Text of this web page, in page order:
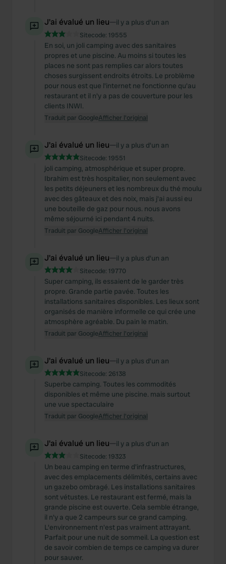
J'ai évalué un lieu—il y a plus d’un an
Sitecode: 19555
En soi, un joli camping avec des sanitaires
propres et une piscine. Au moins si toutes les
places ne sont pas remplies car alors toutes
choses surgissent endroits étroits. Le problème
pour nous est que l'internet ne fonctionne qu'au
restaurant et il n'y a pas de couverture pour les
clients INWI.
Traduit par GoogleAfficher l'original
J'ai évalué un lieu—il y a plus d’un an
Sitecode: 19551
joli camping, atmosphérique et super propre.
Ibrahim est très hospitalier, non seulement avec
les petits déjeuners et les nombreux du thé moulu
avec des gâteaux et des noix, mais j'ai aussi eu
une bouteille de gaz pour nous. nous avons
même séjourné ici pendant 4 nuits.
Traduit par GoogleAfficher l'original
J'ai évalué un lieu—il y a plus d’un an
Sitecode: 19770
Super camping, ils essaient de le garder très
propre. Grande partie pavée. Toutes les
installations sanitaires disponibles. Les lieux sont
organisés de manière informelle ce qui crée une
atmosphère agréable. Du pain le matin.
Traduit par GoogleAfficher l'original
J'ai évalué un lieu—il y a plus d’un an
Sitecode: 26138
Superbe camping. Toutes les commodités
disponibles et même une piscine. mais surtout
une vue spectaculaire
Traduit par GoogleAfficher l'original
J'ai évalué un lieu—il y a plus d’un an
Sitecode: 19323
Un beau camping en terme d'infrastructures,
avec des emplacements délimités, certains avec
un gazebo ombragé. Les installations sanitaires
sont vétustes. Le restaurant est fermé, mais la
grande piscine est ouverte. Cela semble étrange,
il n'y a que 2 campeurs sur ce grand camping.
L'environnement n'est pas vraiment attrayant.
Parfait pour une nuit de sommeil. La question est
de savoir combien de temps ce camping va durer
pour sauver.